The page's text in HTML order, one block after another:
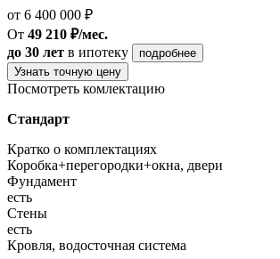
от 6 400 000 ₽
От 49 210 ₽/мес.
до 30 лет в ипотеку
подробнее
Узнать точную цену
Посмотреть комлектацию
Стандарт
Кратко о комплектациях
Коробка+перегородки+окна, двери
Фундамент
есть
Стены
есть
Кровля, водосточная система